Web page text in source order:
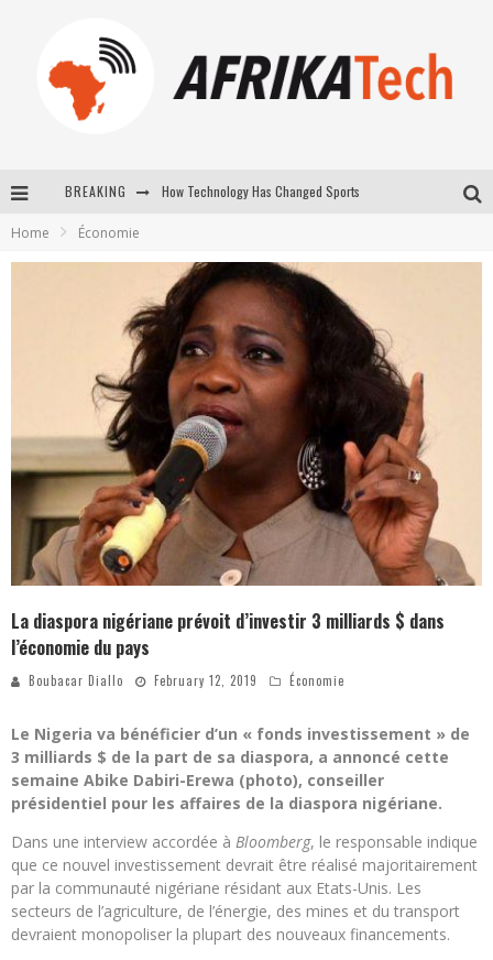
BREAKING
How Technology Has Changed Sports
Home Économie
La diaspora nigériane prévoit d’investir 3 milliards $ dans
l’économie du pays
Boubacar Diallo February 12, 2019 Économie
Le Nigeria va bénéficier d’un « fonds investissement » de
3 milliards $ de la part de sa diaspora, a annoncé cette
semaine Abike Dabiri-Erewa (photo), conseiller
présidentiel pour les affaires de la diaspora nigériane.
Dans une interview accordée à Bloomberg, le responsable indique
que ce nouvel investissement devrait être réalisé majoritairement
par la communauté nigériane résidant aux Etats-Unis. Les
secteurs de l’agriculture, de l’énergie, des mines et du transport
devraient monopoliser la plupart des nouveaux financements.